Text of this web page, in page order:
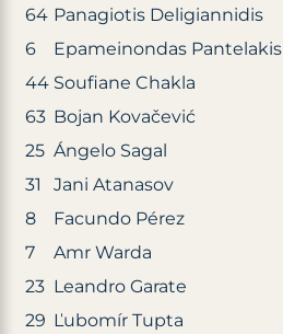
64 Panagiotis Deligiannidis
6
Epameinondas Pantelakis
44 Soufiane Chakla
63 Bojan Kovačević
25 Ángelo Sagal
31
Jani Atanasov
8
Facundo Pérez
7
Amr Warda
23 Leandro Garate
29 Ľubomír Tupta